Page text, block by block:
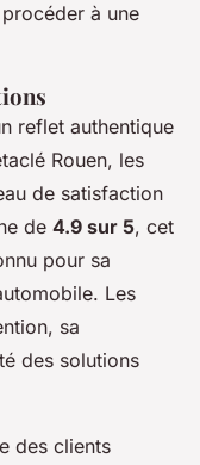
à une
reflet authentique
Rouen, les
de satisfaction
de 4.9 sur 5, cet
pour sa
Les
sa
des solutions
des clients